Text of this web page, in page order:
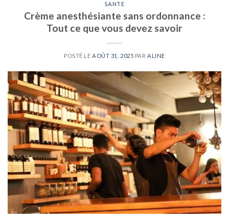
SANTE
Crème anesthésiante sans ordonnance :
Tout ce que vous devez savoir
POSTÉ LEAOÛT 31, 2025 PARALINE